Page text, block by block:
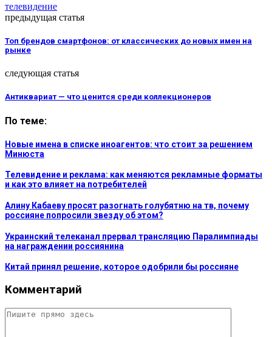
телевидение
предыдущая статья
Топ брендов смартфонов: от классических до новых имен на
рынке
следующая статья
Антиквариат — что ценится среди коллекционеров
По теме:
Новые имена в списке иноагентов: что стоит за решением
Минюста
Телевидение и реклама: как меняются рекламные форматы
и как это влияет на потребителей
Алину Кабаеву просят разогнать голубятню на тв, почему
россияне попросили звезду об этом?
Украинский телеканал прервал трансляцию Паралимпиады
на награждении россиянина
Китай принял решение, которое одобрили бы россияне
Комментарий